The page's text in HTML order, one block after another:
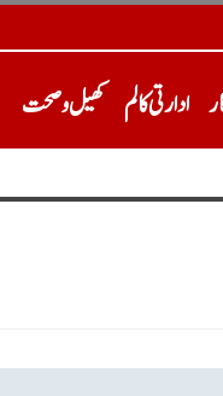
کھیل و صحت ادارتی کالم